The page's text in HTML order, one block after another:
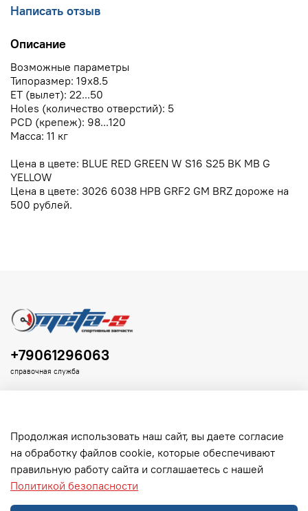
Написать отзыв
Описание
Возможные параметры
Типоразмер: 19x8.5
ЕТ (вылет): 22...50
Holes (количество отверстий): 5
PCD (крепеж): 98...120
Масса: 11 кг
Цена в цвете: BLUE RED GREEN W S16 S25 BK MB G
YELLOW
Цена в цвете: 3026 6038 HPB GRF2 GM BRZ дороже на
500 рублей.
Клиенту
Информация
+79061296063
справочная служба
Продолжая использовать наш сайт, вы даете согласие
на обработку файлов cookie, которые обеспечивают
правильную работу сайта и соглашаетесь с нашей
Политикой безопасности